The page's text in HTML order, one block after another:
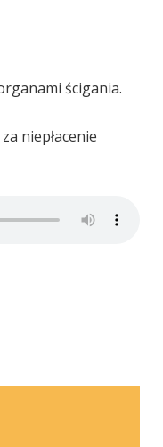
ścigania.
niepłacenie